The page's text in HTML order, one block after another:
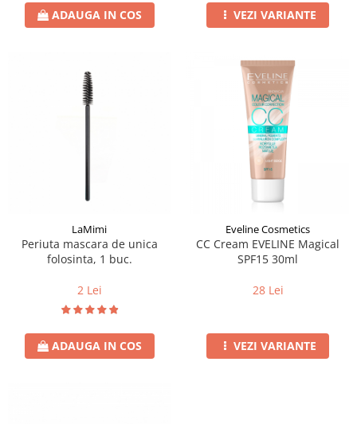
ADAUGA IN COS VEZI VARIANTE
LaMimi
Periuta mascara de unica
folosinta, 1 buc.
2 Lei
ADAUGA IN COS
Eveline Cosmetics
CC Cream EVELINE Magical
SPF15 30ml
28 Lei
VEZI VARIANTE